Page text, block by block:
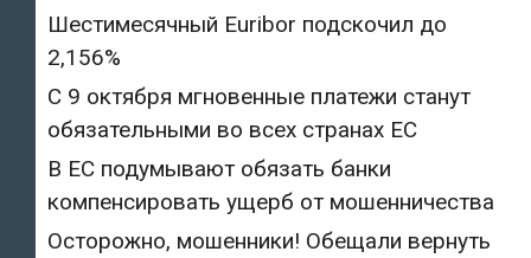
Шестимесячный Euribor подскочил до
2,156%
С 9 октября мгновенные платежи станут
обязательными во всех странах ЕС
В ЕС подумывают обязать банки
компенсировать ущерб от мошенничества
Осторожно, мошенники! Обещали вернуть